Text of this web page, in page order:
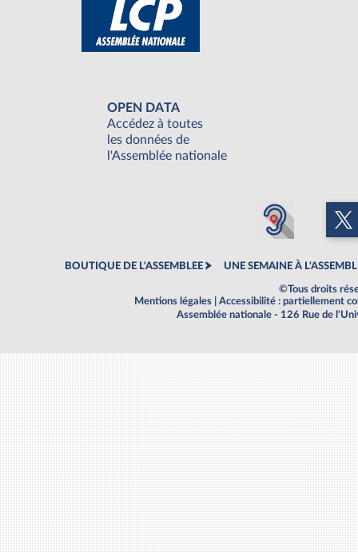
OPEN DATA
Accédez à toutes
les données de
l'Assemblée nationale
BOUTIQUE DE L'ASSEMBLEE UNE SEMAINE À
©Tous droits
Mentions légales
Accessibilité : partiellement
Assemblée nationale - 126 Rue de